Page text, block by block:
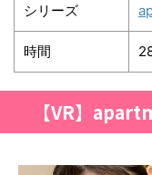
シリーズ
時間
【VR】